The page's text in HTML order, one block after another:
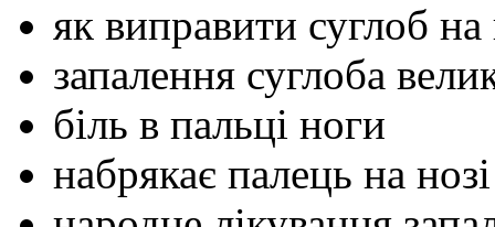
як виправити суглоб
запалення суглоба
біль в пальці ноги
набрякає палець на нозі